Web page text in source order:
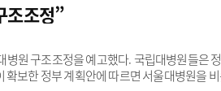
한 환경 문제로 그치지 않고 우리 건강에 심
질환, 비만 등에 직‧간접적인 영향을 주며 현
전 세계 주요 사망 원인은..
조조정”
병원 구조조정을 예고했다. 국립대병원들은
보한 정부 계획안에 따르면 서울대병원을 비